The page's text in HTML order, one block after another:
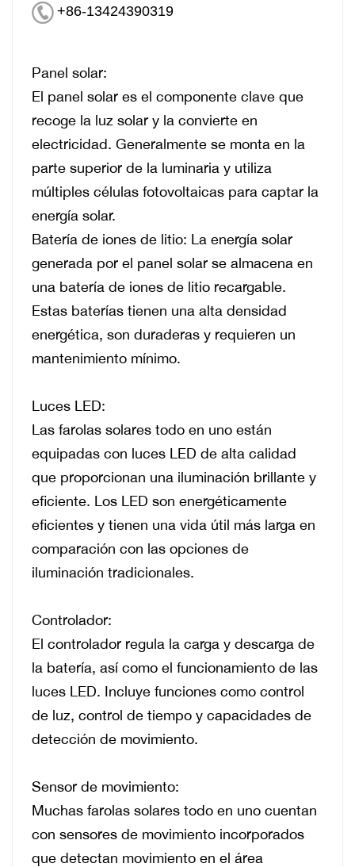
+86-13424390319
Panel solar:
El panel solar es el componente clave que
recoge la luz solar y la convierte en
electricidad. Generalmente se monta en la
parte superior de la luminaria y utiliza
múltiples células fotovoltaicas para captar la
energía solar.
Batería de iones de litio: La energía solar
generada por el panel solar se almacena en
una batería de iones de litio recargable.
Estas baterías tienen una alta densidad
energética, son duraderas y requieren un
mantenimiento mínimo.
Luces LED:
Las farolas solares todo en uno están
equipadas con luces LED de alta calidad
que proporcionan una iluminación brillante y
eficiente. Los LED son energéticamente
eficientes y tienen una vida útil más larga en
comparación con las opciones de
iluminación tradicionales.
Controlador:
El controlador regula la carga y descarga de
la batería, así como el funcionamiento de las
luces LED. Incluye funciones como control
de luz, control de tiempo y capacidades de
detección de movimiento.
Sensor de movimiento:
Muchas farolas solares todo en uno cuentan
con sensores de movimiento incorporados
que detectan movimiento en el área